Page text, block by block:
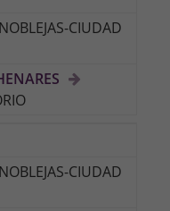
CIUDAD
CIUDAD